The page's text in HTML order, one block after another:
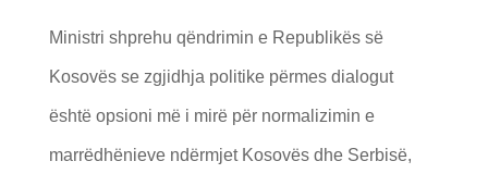
Ministri shprehu qëndrimin e Republikës së
Kosovës se zgjidhja politike përmes dialogut
është opsioni më i mirë për normalizimin e
marrëdhënieve ndërmjet Kosovës dhe Serbisë,